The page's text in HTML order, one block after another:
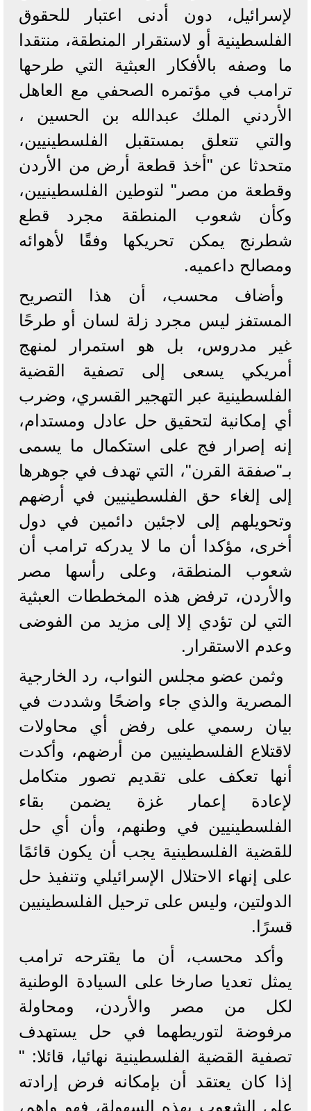
لإسرائيل، دون أدنى اعتبار للحقوق
الفلسطينية أو لاستقرار المنطقة، منتقدا
ما وصفه بالأفكار العبثية التي طرحها
ترامب في مؤتمره الصحفي مع العاهل
الأردني الملك عبدالله بن الحسين ،
والتي تتعلق بمستقبل الفلسطينيين،
متحدثا عن "أخذ قطعة أرض من الأردن
وقطعة من مصر" لتوطين الفلسطينيين،
وكأن شعوب المنطقة مجرد قطع
شطرنج يمكن تحريكها وفقًا لأهوائه
ومصالح داعميه.
وأضاف محسب، أن هذا التصريح
المستفز ليس مجرد زلة لسان أو طرحًا
غير مدروس، بل هو استمرار لمنهج
أمريكي يسعى إلى تصفية القضية
الفلسطينية عبر التهجير القسري، وضرب
أي إمكانية لتحقيق حل عادل ومستدام،
إنه إصرار فج على استكمال ما يسمى
بـ"صفقة القرن"، التي تهدف في جوهرها
إلى إلغاء حق الفلسطينيين في أرضهم
وتحويلهم إلى لاجئين دائمين في دول
أخرى، مؤكدا أن ما لا يدركه ترامب أن
شعوب المنطقة، وعلى رأسها مصر
والأردن، ترفض هذه المخططات العبثية
التي لن تؤدي إلا إلى مزيد من الفوضى
وعدم الاستقرار.
وثمن عضو مجلس النواب، رد الخارجية
المصرية والذي جاء واضحًا وشددت في
بيان رسمي على رفض أي محاولات
لاقتلاع الفلسطينيين من أرضهم، وأكدت
أنها تعكف على تقديم تصور متكامل
لإعادة إعمار غزة يضمن بقاء
الفلسطينيين في وطنهم، وأن أي حل
للقضية الفلسطينية يجب أن يكون قائمًا
على إنهاء الاحتلال الإسرائيلي وتنفيذ حل
الدولتين، وليس على ترحيل الفلسطينيين
قسرًا.
وأكد محسب، أن ما يقترحه ترامب
يمثل تعديا صارخا على السيادة الوطنية
لكل من مصر والأردن، ومحاولة
مرفوضة لتوريطهما في حل يستهدف
تصفية القضية الفلسطينية نهائيا، قائلا: "
إذا كان يعتقد أن بإمكانه فرض إرادته
على الشعوب بهذه السهولة، فهو واهم،